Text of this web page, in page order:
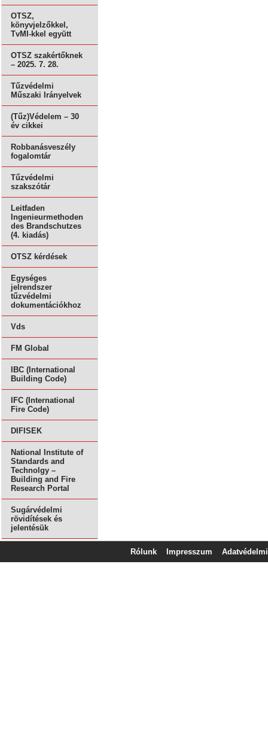
OTSZ,
könyvjelzőkkel,
TvMI-kkel együtt
OTSZ szakértőknek
– 2025. 7. 28.
Tűzvédelmi
Műszaki Irányelvek
(Tűz)Védelem – 30
év cikkei
Robbanásveszély
fogalomtár
Tűzvédelmi
szakszótár
Leitfaden
Ingenieurmethoden
des Brandschutzes
(4. kiadás)
OTSZ kérdések
Egységes
jelrendszer
tűzvédelmi
dokumentációkhoz
Vds
FM Global
IBC (International
Building Code)
IFC (International
Fire Code)
DIFISEK
National Institute of
Standards and
Technolgy –
Building and Fire
Research Portal
Sugárvédelmi
rövidítések és
jelentésük
Rólunk Impresszum